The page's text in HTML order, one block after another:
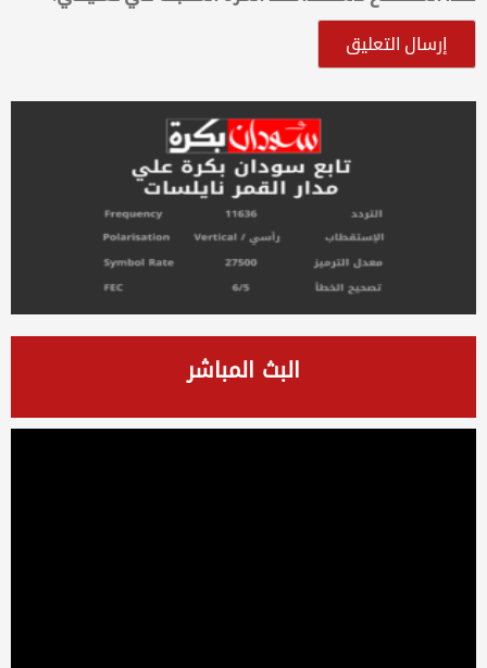
البث المباشر